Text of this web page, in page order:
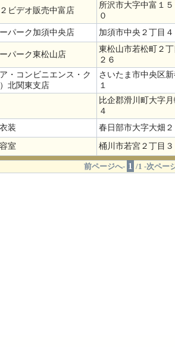
ビデオ販売中富店
所沢市大字中富１５
０
パーク加須中央店 加須市中央２丁目４
パーク東松山店
東松山市若松町２丁
２６
・コンビニエンス・ク
北関東支店
さいたま市中央区新
１
比企郡滑川町大字月
４
装 春日部市大字大畑２
室 桶川市若宮２丁目３
前ページへ- 1 /1 -次ペー